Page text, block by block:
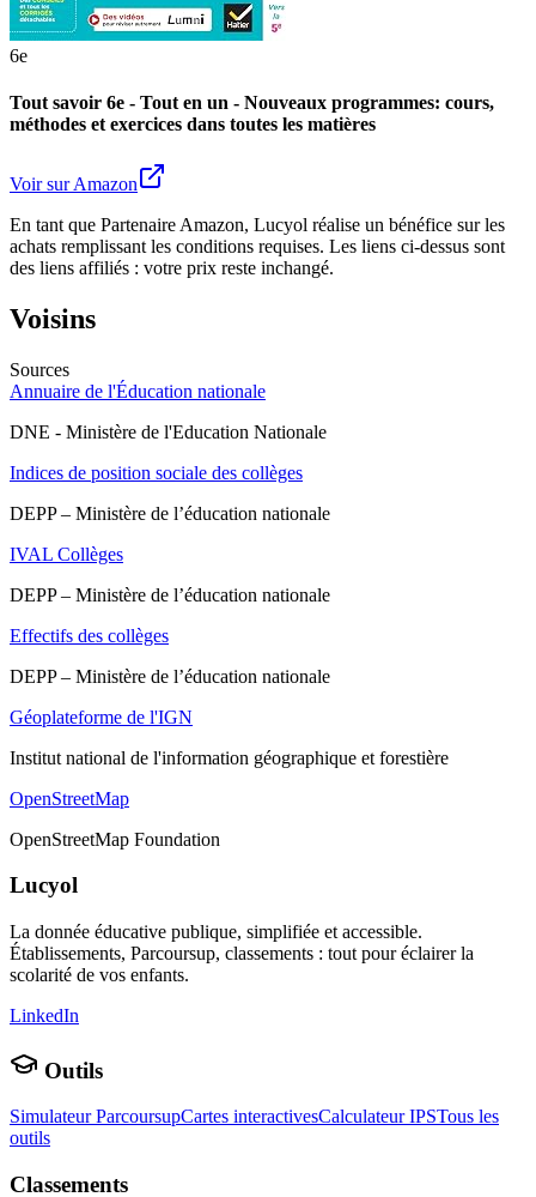
6e
Tout savoir 6e - Tout en un - Nouveaux programmes: cours,
méthodes et exercices dans toutes les matières
Voir sur Amazon
En tant que Partenaire Amazon, Lucyol réalise un bénéfice sur les
achats remplissant les conditions requises. Les liens ci-dessus sont
des liens affiliés : votre prix reste inchangé.
Voisins
Sources
Annuaire de l'Éducation nationale
DNE - Ministère de l'Education Nationale
Indices de position sociale des collèges
DEPP – Ministère de l’éducation nationale
IVAL Collèges
DEPP – Ministère de l’éducation nationale
Effectifs des collèges
DEPP – Ministère de l’éducation nationale
Géoplateforme de l'IGN
Institut national de l'information géographique et forestière
OpenStreetMap
OpenStreetMap Foundation
Lucyol
La donnée éducative publique, simplifiée et accessible.
Établissements, Parcoursup, classements : tout pour éclairer la
scolarité de vos enfants.
LinkedIn
Outils
Simulateur ParcoursupCartes interactivesCalculateur IPSTous les
outils
Classements